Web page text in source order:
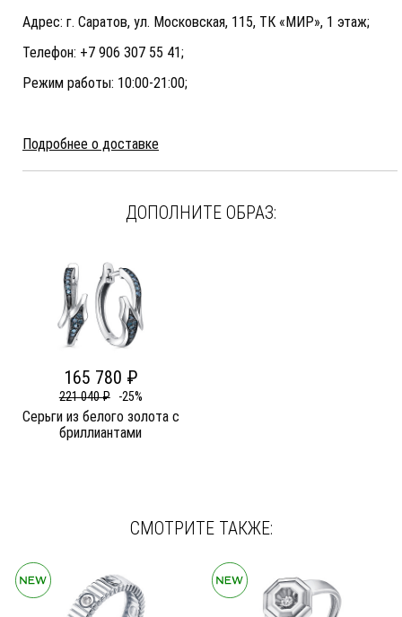
Адрес: г. Саратов, ул. Московская, 115, ТК «МИР», 1 этаж;
Телефон: +7 906 307 55 41;
Режим работы: 10:00-21:00;
Подробнее о доставке
ДОПОЛНИТЕ ОБРАЗ:
165 780 ₽
221 040 ₽ -25%
Серьги из белого золота c
бриллиантами
СМОТРИТЕ ТАКЖЕ: